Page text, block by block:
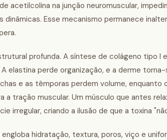
acetilcolina na junção neuromuscular,
Esse mecanismo permanece
profunda. A síntese de colágeno tipo I e
elastina perde organização, e a derme
e as têmporas perdem volume, enquanto
a tração muscular. Um músculo que antes
irregular, criando a ilusão de que a toxina
hidratação, textura, poros, viço e